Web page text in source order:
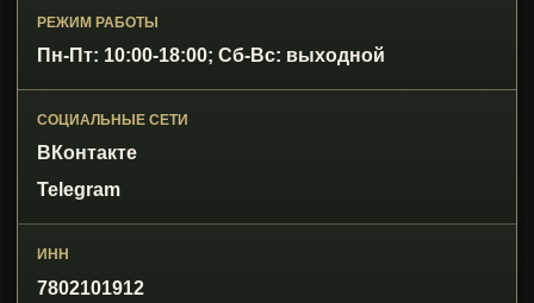
РЕЖИМ РАБОТЫ
Пн-Пт: 10:00-18:00; Сб-Вс: выходной
СОЦИАЛЬНЫЕ СЕТИ
ВКонтакте
Telegram
ИНН
7802101912